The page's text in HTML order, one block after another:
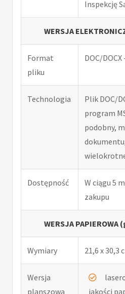
Inspekcję
WERSJA
Format
pliku
DOC/DOCX
Technologia
Plik DOC/
program
podobny,
Dostępność
W ciągu 5
zakupu
WERSJA
Wymiary 21,6 x 30,3
Wersja
planszowa
jakości